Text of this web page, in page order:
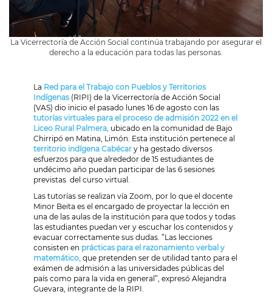
La Vicerrectoría de Acción Social continúa trabajando por asegurar el
derecho a la educación para todas las personas.
La Red para el Trabajo con Pueblos y Territorios
Indígenas (RIPI) de la Vicerrectoría de Acción Social
(VAS) dio inicio el pasado lunes 16 de agosto con las
tutorías virtuales para el proceso de admisión 2022 en el
Liceo Rural Palmera, ubicado en la comunidad de Bajo
Chirripó en Matina, Limón. Esta institución pertenece al
territorio indígena Cabécar y ha gestado diversos
esfuerzos para que alrededor de 15 estudiantes de
undécimo año puedan participar de las 6 sesiones
previstas del curso virtual.
Las tutorías se realizan vía Zoom, por lo que el docente
Minor Beita es el encargado de proyectar la lección en
una de las aulas de la institución para que todos y todas
las estudiantes puedan ver y escuchar los contenidos y
evacuar correctamente sus dudas. ”Las lecciones
consisten en prácticas para el razonamiento verbal y
matemático, que pretenden ser de utilidad tanto para el
exámen de admisión a las universidades públicas del
país como para la vida en general”, expresó Alejandra
Guevara, integrante de la RIPI.